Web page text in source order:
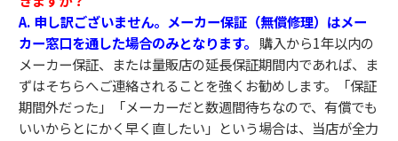
A. 申し訳ございません。メーカー保証（無償修理）はメー
カー窓口を通した場合のみとなります。 購入から1年以内の
メーカー保証、または量販店の延長保証期間内であれば、ま
ずはそちらへご連絡されることを強くお勧めします。「保証
期間外だった」「メーカーだと数週間待ちなので、有償でも
いいからとにかく早く直したい」という場合は、当店が全力